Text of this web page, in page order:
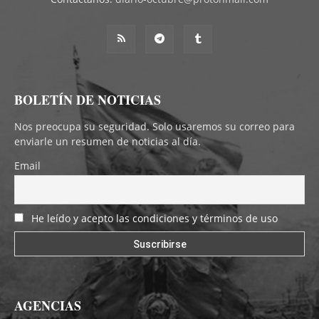
BOLETÍN DE NOTICIAS
Nos preocupa su seguridad. Solo usaremos su correo para
enviarle un resumen de noticias al día.
Email
He leído y acepto las condiciones y términos de uso
AGENCIAS